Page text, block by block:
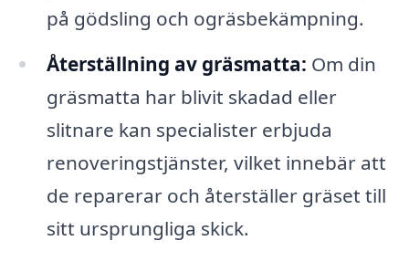
på gödsling och ogräsbekämpning.
Återställning av gräsmatta: Om din
gräsmatta har blivit skadad eller
slitnare kan specialister erbjuda
renoveringstjänster, vilket innebär att
de reparerar och återställer gräset till
sitt ursprungliga skick.